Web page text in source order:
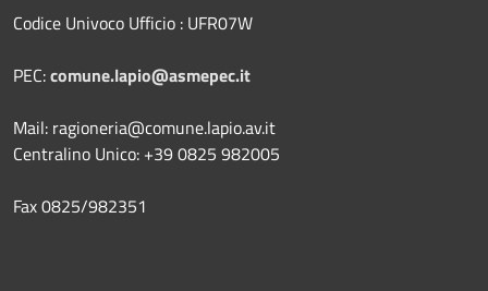
Codice Univoco Ufficio : UFR07W
PEC:comune.lapio@asmepec.it
Mail: ragioneria@comune.lapio.av.it
Centralino Unico: +39 0825 982005
Fax 0825/982351